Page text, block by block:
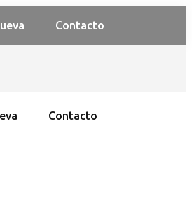
Contacto
Contacto